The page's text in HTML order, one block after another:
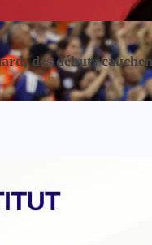
des débuts